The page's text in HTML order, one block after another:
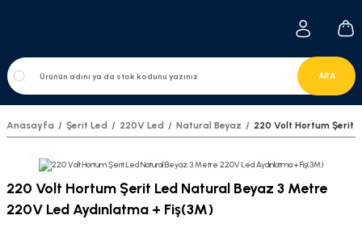
ARA
Anasayfa Şerit Led 220V Led Natural Beyaz 220 Volt Hortum Şerit
220 Volt Hortum Şerit Led Natural Beyaz 3 Metre
220V Led Aydınlatma + Fiş(3M)